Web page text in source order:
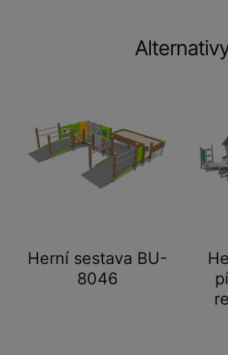
Herní sestava BU-
8046